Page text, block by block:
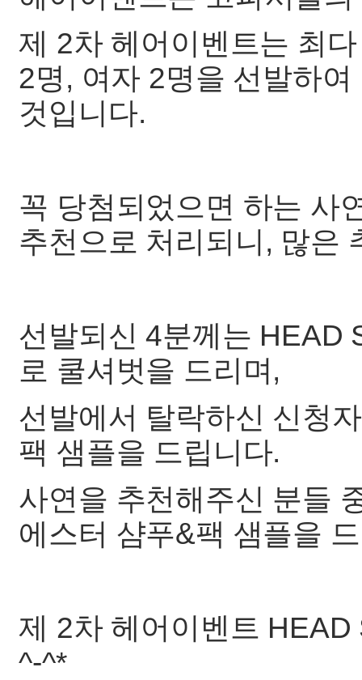
제 2차 헤어이벤트는 최
2명, 여자 2명을 선발하
것입니다.
꼭 당첨되었으면 하는 사
추천으로 처리되니, 많은
선발되신 4분께는 HEAD
로 쿨셔벗을 드리며,
선발에서 탈락하신 신청
팩 샘플을 드립니다.
사연을 추천해주신 분들
에스터 샴푸&팩 샘플을
제 2차 헤어이벤트
^-^*